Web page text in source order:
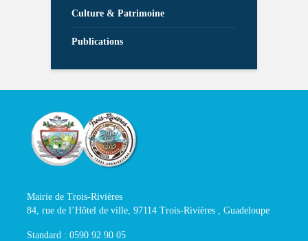
Culture & Patrimoine
Publications
Mairie de Trois-Rivières
84, rue de l’Hôtel de ville, 97114 Trois-Rivières , Guadeloupe
Standard : 0590 92 90 05